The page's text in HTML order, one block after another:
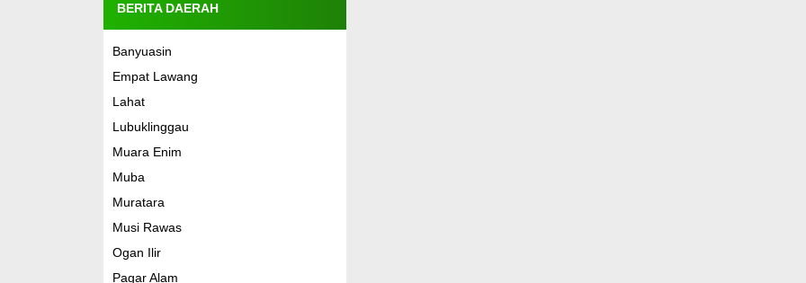
BERITA DAERAH
Banyuasin
Empat Lawang
Lahat
Lubuklinggau
Muara Enim
Muba
Muratara
Musi Rawas
Ogan Ilir
Pagar Alam